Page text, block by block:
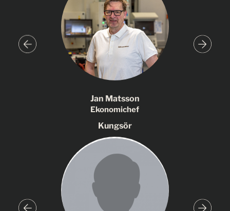
Jan Matsson
Ekonomichef
Kungsör